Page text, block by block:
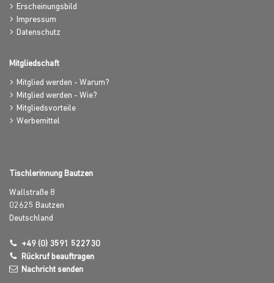
Erscheinungsbild
Impressum
Datenschutz
Mitgliedschaft
Mitglied werden - Warum?
Mitglied werden - Wie?
Mitgliedsvorteile
Werbemittel
Tischlerinnung Bautzen
Wallstraße 8
02625 Bautzen
Deutschland
+49 (0) 3591 522730
Rückruf beauftragen
Nachricht senden